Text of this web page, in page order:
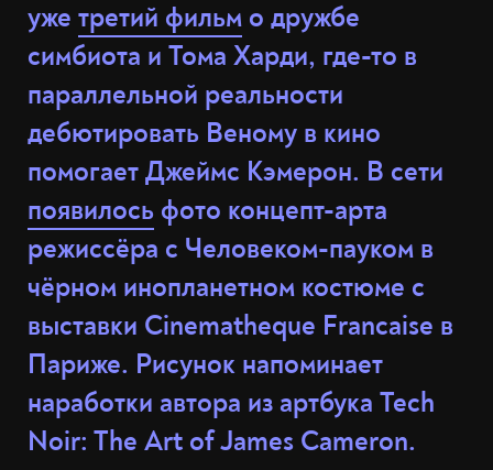
уже третий фильм о дружбе
симбиота и Тома Харди, где-то в
параллельной реальности
дебютировать Веному в кино
помогает Джеймс Кэмерон. В сети
появилось фото концепт-арта
режиссёра с Человеком-пауком в
чёрном инопланетном костюме с
выставки Cinematheque Francaise в
Париже. Рисунок напоминает
наработки автора из артбука Tech
Noir: The Art of James Cameron.